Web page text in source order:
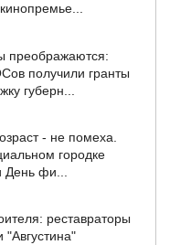
преображаются:
получили гранты
губерн...
- не помеха.
городке
День фи...
реставраторы
"Августина"